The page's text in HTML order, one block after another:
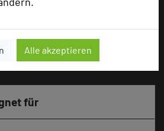
Alle akzeptieren
für